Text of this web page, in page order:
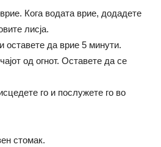
Кога водата врие, додадете
лисја.
оставете да врие 5 минути.
од огнот. Оставете да се
го и послужете го во
стомак.